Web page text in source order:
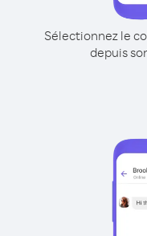
Sélectionnez le
depuis